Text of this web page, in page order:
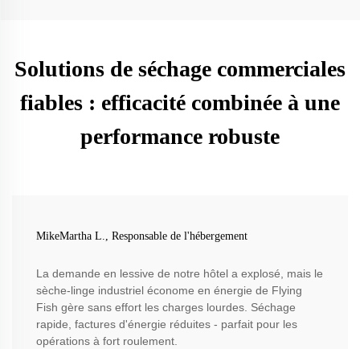
Solutions de séchage commerciales
fiables : efficacité combinée à une
performance robuste
MikeMartha L., Responsable de l'hébergement
La demande en lessive de notre hôtel a explosé, mais le
sèche-linge industriel économe en énergie de Flying
Fish gère sans effort les charges lourdes. Séchage
rapide, factures d'énergie réduites - parfait pour les
opérations à fort roulement.